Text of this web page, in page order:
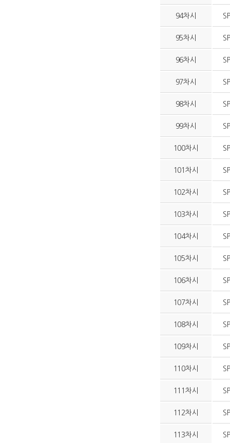
94차시
95차시
96차시
97차시
98차시
99차시
100차시
101차시
102차시
103차시
104차시
105차시
106차시
107차시
108차시
109차시
110차시
111차시
112차시
113차시